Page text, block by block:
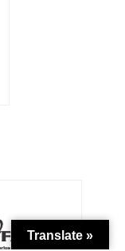
Translate »